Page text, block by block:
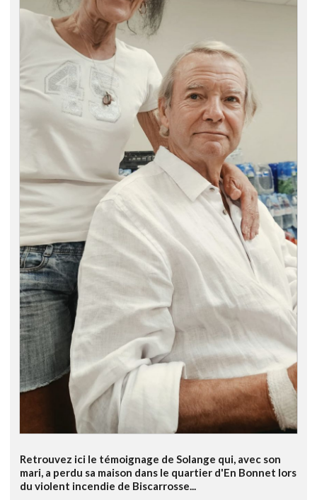
Retrouvez ici le témoignage de Solange qui, avec son
mari, a perdu sa maison dans le quartier d'En Bonnet lors
du violent incendie de Biscarrosse...